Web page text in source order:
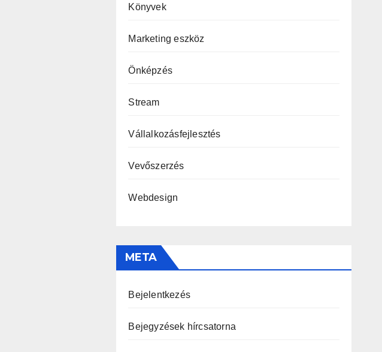
Könyvek
Marketing eszköz
Önképzés
Stream
Vállalkozásfejlesztés
Vevőszerzés
Webdesign
META
Bejelentkezés
Bejegyzések hírcsatorna